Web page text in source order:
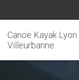
Canoë Kayak Lyon
Villeurbanne